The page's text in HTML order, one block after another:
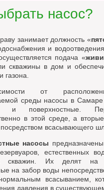
насос?
занимает должность «
и
подача «
скважины в дом и
газона.
от
среды насосы в
и поверхностные.
в этой среде, а
всасывающего
насосы
естественных
скважин. Их делят на
на забор воды
всасыванием,
давления в